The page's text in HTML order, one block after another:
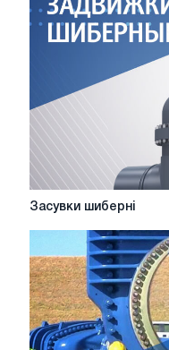
Засувки
Засувки шиберні